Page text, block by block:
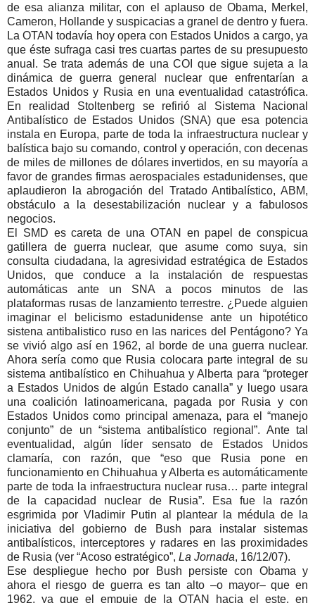
de esa alianza militar, con el aplauso de Obama, Merkel,
Cameron, Hollande y suspicacias a granel de dentro y fuera.
La OTAN todavía hoy opera con Estados Unidos a cargo, ya
que éste sufraga casi tres cuartas partes de su presupuesto
anual. Se trata además de una COI que sigue sujeta a la
dinámica de guerra general nuclear que enfrentarían a
Estados Unidos y Rusia en una eventualidad catastrófica.
En realidad Stoltenberg se refirió al Sistema Nacional
Antibalístico de Estados Unidos (SNA) que esa potencia
instala en Europa, parte de toda la infraestructura nuclear y
balística bajo su comando, control y operación, con decenas
de miles de millones de dólares invertidos, en su mayoría a
favor de grandes firmas aerospaciales estadunidenses, que
aplaudieron la abrogación del Tratado Antibalístico, ABM,
obstáculo a la desestabilización nuclear y a fabulosos
negocios.
El SMD es careta de una OTAN en papel de conspicua
gatillera de guerra nuclear, que asume como suya, sin
consulta ciudadana, la agresividad estratégica de Estados
Unidos, que conduce a la instalación de respuestas
automáticas ante un SNA a pocos minutos de las
plataformas rusas de lanzamiento terrestre. ¿Puede alguien
imaginar el belicismo estadunidense ante un hipotético
sistena antibalistico ruso en las narices del Pentágono? Ya
se vivió algo así en 1962, al borde de una guerra nuclear.
Ahora sería como que Rusia colocara parte integral de su
sistema antibalístico en Chihuahua y Alberta para
proteger
a Estados Unidos de algún Estado canalla
y luego usara
una coalición latinoamericana, pagada por Rusia y con
Estados Unidos como principal amenaza, para el
manejo
conjunto
de un sistema antibalístico regional . Ante tal
eventualidad, algún líder sensato de Estados Unidos
clamaría, con razón, que “eso que Rusia pone en
funcionamiento en Chihuahua y Alberta es automáticamente
parte de toda la infraestructura nuclear rusa… parte integral
de la capacidad nuclear de Rusia”. Esa fue la razón
esgrimida por Vladimir Putin al plantear la médula de la
iniciativa del gobierno de Bush para instalar sistemas
antibalísticos, interceptores y radares en las proximidades
de Rusia (ver Acoso estratégico , La Jornada, 16/12/07).
Ese despliegue hecho por Bush persiste con Obama y
ahora el riesgo de guerra es tan alto –o mayor– que en
1962, ya que el empuje de la OTAN hacia el este, en